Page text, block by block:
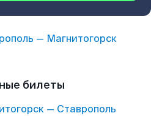
— Магнитогорск
билеты
— Ставрополь